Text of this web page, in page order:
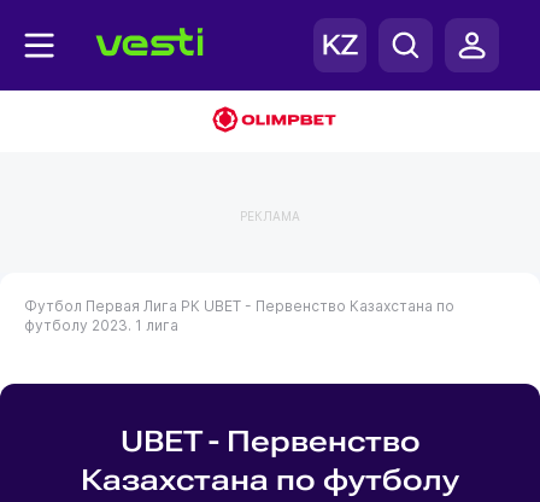
РЕКЛАМА
Футбол Первая Лига РК UBET - Первенство Казахстана по
футболу 2023. 1 лига
UBET - Первенство
Казахстана по футболу